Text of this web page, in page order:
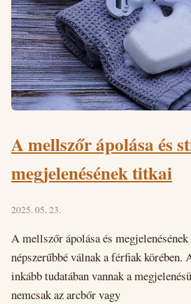
A mellszőr ápolása és
megjelenésének titkai
2025. 05. 23.
A mellszőr ápolása és
népszerűbbé válnak a férfiak körében.
inkább tudatában vannak a
nemcsak az arcbőr vagy